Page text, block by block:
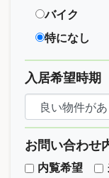
バイク
特になし
入居希望時期
お問い合わせ
内覧希望